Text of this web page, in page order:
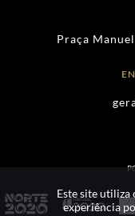
Praça
Este site
experiência